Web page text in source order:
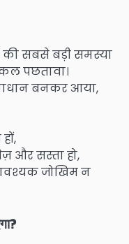
की सबसे बड़ी समस्या
पछतावा।
बनकर आया,
और सस्ता हो,
जोखिम न